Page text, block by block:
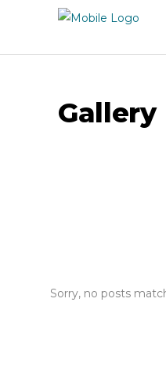
Gallery
Sorry, no posts